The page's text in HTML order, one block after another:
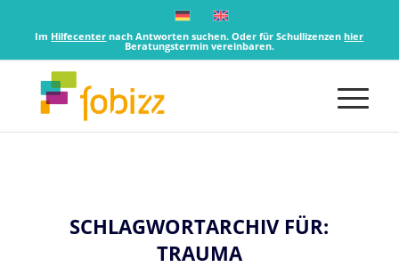
Im Hilfecenter nach Antworten suchen. Oder für Schullizenzenhier
Beratungstermin vereinbaren.
SCHLAGWORTARCHIV FÜR:
TRAUMA